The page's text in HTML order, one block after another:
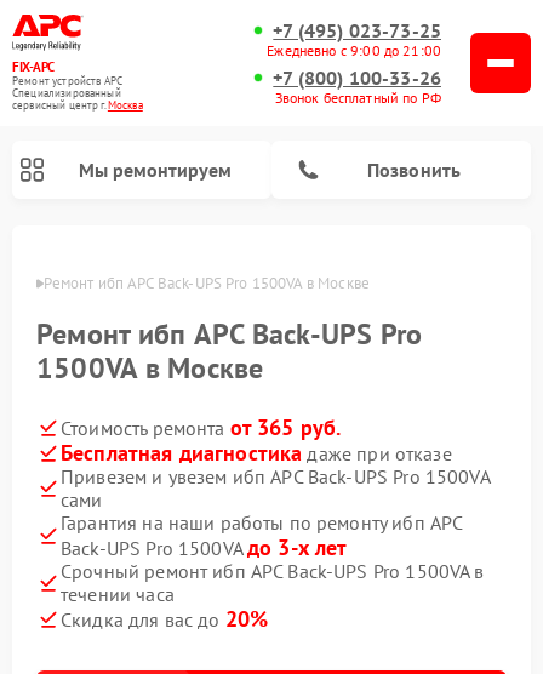
FIX-APC
Ремонт устройств APC
Специализированный
cервисный центр г.Москва
+7 (495) 023-73-25
Ежедневно с 9:00 до 21:00
+7 (800) 100-33-26
Звонок бесплатный по РФ
Мы ремонтируем Позвонить
Ремонт ибп APC Back-UPS Pro 1500VA в Москве
Ремонт ибп APC Back-UPS Pro
1500VA в Москве
Стоимость ремонта от 365 руб.
Бесплатная диагностика даже при отказе
Привезем и увезем ибп APC Back-UPS Pro 1500VA
сами
Гарантия на наши работы по ремонту ибп APC
Back-UPS Pro 1500VAдо 3-х лет
Срочный ремонт ибп APC Back-UPS Pro 1500VA в
течении часа
Скидка для вас до 20%